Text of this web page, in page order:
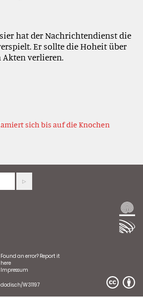
hat der Nachrichtendienst die
Er sollte die Hoheit über
verlieren.
sich bis auf die Knochen
Found an error? Report it
here
Impressum
dodis.ch/W31197